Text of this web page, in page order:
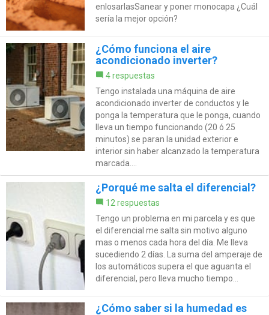
enlosarlasSanear y poner monocapa ¿Cuál
sería la mejor opción?
¿Cómo funciona el aire
acondicionado inverter?
4 respuestas
Tengo instalada una máquina de aire
acondicionado inverter de conductos y le
ponga la temperatura que le ponga, cuando
lleva un tiempo funcionando (20 ó 25
minutos) se paran la unidad exterior e
interior sin haber alcanzado la temperatura
marcada....
¿Porqué me salta el diferencial?
12 respuestas
Tengo un problema en mi parcela y es que
el diferencial me salta sin motivo alguno
mas o menos cada hora del día. Me lleva
sucediendo 2 días. La suma del amperaje de
los automáticos supera el que aguanta el
diferencial, pero lleva mucho tiempo...
¿Cómo saber si la humedad es